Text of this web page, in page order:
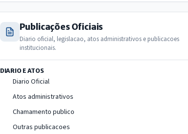
Publicações Oficiais
Diario oficial, legislacao, atos administrativos e publicacoes
institucionais.
DIARIO E ATOS
Diario Oficial
Atos administrativos
Chamamento publico
Outras publicacoes